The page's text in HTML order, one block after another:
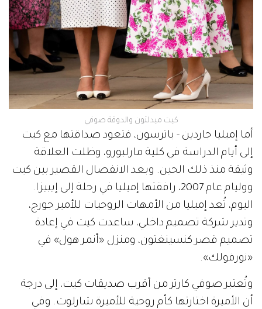
كيت ميدلتون والدوقة صوفي
أما إميليا جاردين - باترسون، فتعود صداقتها مع كيت
إلى أيام الدراسة في كلية مارلبورو، وظلت العلاقة
وثيقة منذ ذلك الحين. وبعد الانفصال القصير بين كيت
ووليام عام 2007، رافقتها إميليا في رحلة إلى إيبيزا.
اليوم، تُعد إميليا من الأمهات الروحيات للأمير جورج،
وتدير شركة تصميم داخلي، ساعدت كيت في إعادة
تصميم قصر كنسينغتون، ومنزل «أنمر هول» في
«نورفولك».
وتُعتبر صوفي كارتر من أقرب صديقات كيت، إلى درجة
أن الأميرة اختارتها كأم روحية للأميرة شارلوت. وفي